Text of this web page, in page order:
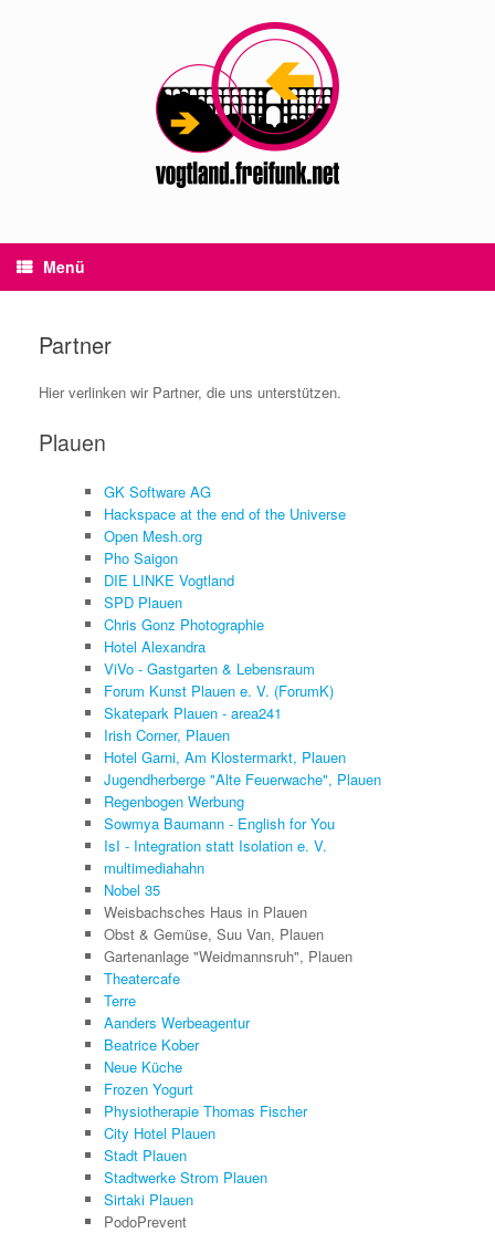
Menü
Partner
Hier verlinken wir Partner, die uns unterstützen.
Plauen
GK Software AG
Hackspace at the end of the Universe
Open Mesh.org
Pho Saigon
DIE LINKE Vogtland
SPD Plauen
Chris Gonz Photographie
Hotel Alexandra
ViVo - Gastgarten & Lebensraum
Forum Kunst Plauen e. V. (ForumK)
Skatepark Plauen - area241
Irish Corner, Plauen
Hotel Garni, Am Klostermarkt, Plauen
Jugendherberge "Alte Feuerwache", Plauen
Regenbogen Werbung
Sowmya Baumann - English for You
IsI - Integration statt Isolation e. V.
multimediahahn
Nobel 35
Weisbachsches Haus in Plauen
Obst & Gemüse, Suu Van, Plauen
Gartenanlage "Weidmannsruh", Plauen
Theatercafe
Terre
Aanders Werbeagentur
Beatrice Kober
Neue Küche
Frozen Yogurt
Physiotherapie Thomas Fischer
City Hotel Plauen
Stadt Plauen
Stadtwerke Strom Plauen
Sirtaki Plauen
PodoPrevent